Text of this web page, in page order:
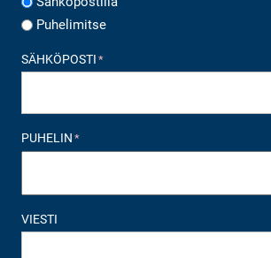
Puhelimitse
SÄHKÖPOSTI *
PUHELIN *
VIESTI